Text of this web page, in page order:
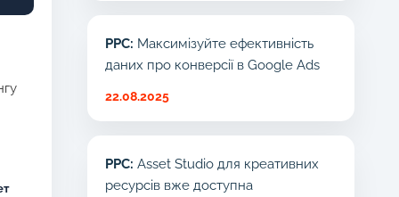
PPC: Максимізуйте ефективність
даних про конверсії в Google Ads
22.08.2025
PPC: Asset Studio для креативних
ресурсів вже доступна